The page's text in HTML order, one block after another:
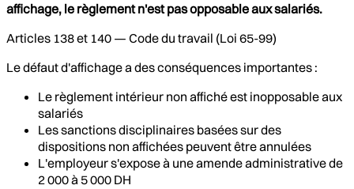
affichage, le règlement n'est pas opposable aux salariés.
Articles 138 et 140 — Code du travail (Loi 65-99)
Le défaut d'affichage a des conséquences importantes :
Le règlement intérieur non affiché est inopposable aux
salariés
Les sanctions disciplinaires basées sur des
dispositions non affichées peuvent être annulées
L'employeur s'expose à une amende administrative de
2 000 à 5 000 DH